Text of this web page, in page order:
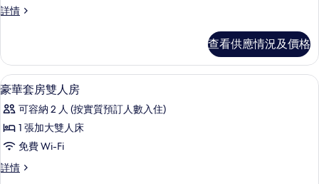
華
床
房
（雙
人
床
+單
人
詳情
豪
房
（雙
人
+單
人
詳
情
查看供應情況及價格
載
入
所
有
華
遮光窗簾/窗簾、隔音、免費 Wi-Fi、
8
豪華套房雙人房
可容納 2 人 (按實質預訂人數入住)
1 張加大雙人床
免費 Wi-Fi
詳情
豪